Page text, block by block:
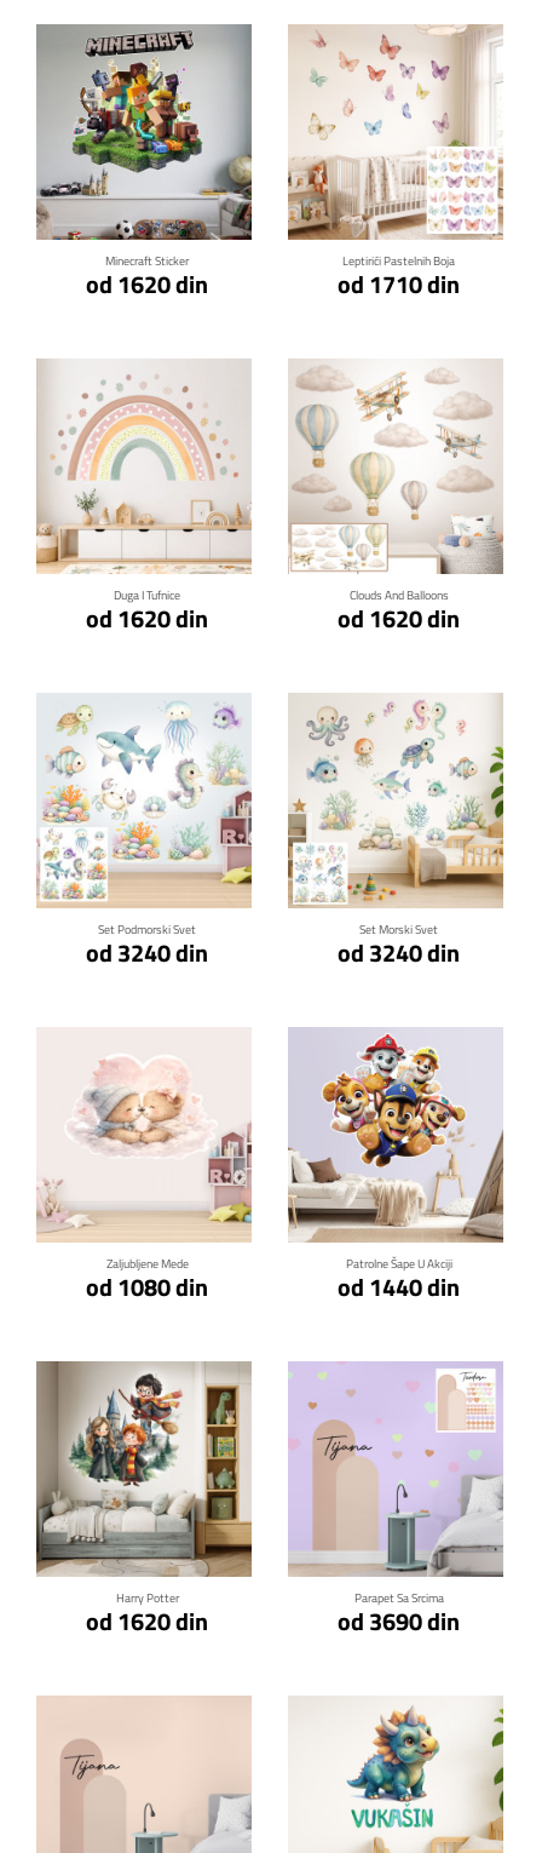
Minecraft Sticker
od 1620 din
Klikni za detalje
Leptirići Pastelnih Boja
od 1710 din
Klikni za detalje
Duga I Tufnice
od 1620 din
Klikni za detalje
Clouds And Balloons
od 1620 din
Klikni za detalje
Set Podmorski Svet
od 3240 din
Klikni za detalje
Set Morski Svet
od 3240 din
Klikni za detalje
Zaljubljene Mede
od 1080 din
Patrolne Šape U Akciji
od 1440 din
Klikni za detalje
Harry Potter
od 1620 din
Klikni za detalje
Parapet Sa Srcima
od 3690 din
Klikni za detalje
Klikni za detalje Klikni za detalje